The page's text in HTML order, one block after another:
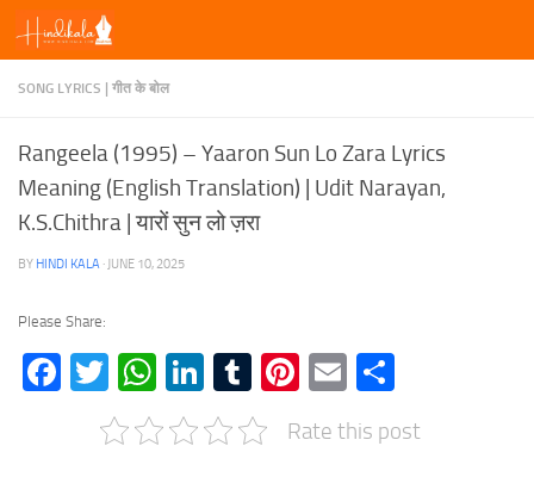
Skip to content
SONG LYRICS | गीत के बोल
Rangeela (1995) – Yaaron Sun Lo Zara Lyrics
Meaning (English Translation) | Udit Narayan,
K.S.Chithra | यारों सुन लो ज़रा
BY HINDI KALA · JUNE 10, 2025
Please Share:
Facebook
TwitterWhatsApp
LinkedIn
TumblrPinterest
Email
Rate this post